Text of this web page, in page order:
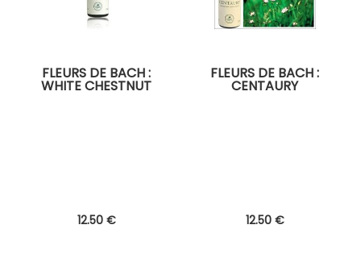
FLEURS DE BACH :
WHITE CHESTNUT
12.50 €
FLEURS DE BACH :
CENTAURY
12.50 €